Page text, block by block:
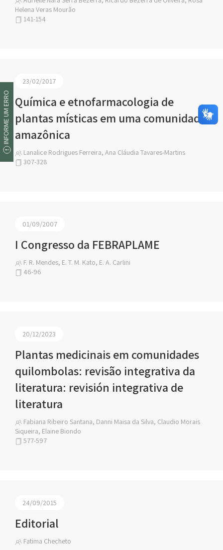
Helena Veras Mourão
141-154
23/02/2017
Química e etnofarmacologia de
plantas místicas em uma comunidade
amazônica
Lanalice Rodrigues Ferreira, Ana Cláudia Tavares-Martins
307-328
01/09/2007
I Congresso da FEBRAPLAME
F. R. Mendes, E. T. M. Kato, E. A. Carlini
46-96
20/12/2023
Plantas medicinais em comunidades
quilombolas: revisão integrativa da
literatura: revisión integrativa de
literatura
Fabiana Ribeiro Santana, Danni Maisa da Silva, Claudio Morais
Siqueira, Elaine Biondo
577-597
24/09/2015
Editorial
Fatima Checheto
INFORME UM ERRO